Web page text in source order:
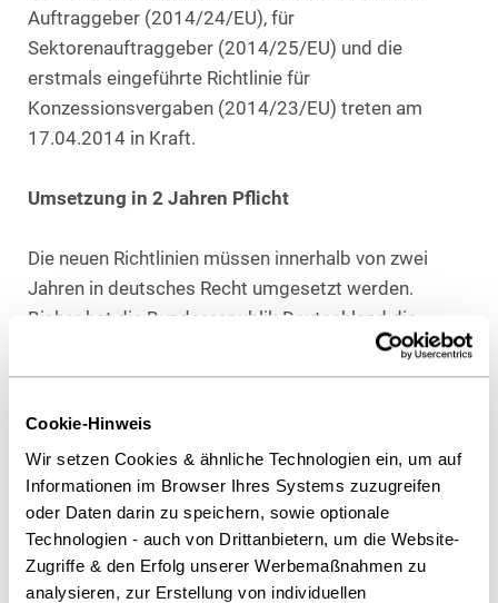
Cookie-Hinweis
Wir setzen Cookies & ähnliche Technologien ein, um auf
Informationen im Browser Ihres Systems zuzugreifen
oder Daten darin zu speichern, sowie optionale
Technologien - auch von Drittanbietern, um die Website-
Zugriffe & den Erfolg unserer Werbemaßnahmen zu
analysieren, zur Erstellung von individuellen
Auftraggeber (2014/24/EU), für
Sektorenauftraggeber (2014/25/EU) und die
erstmals eingeführte Richtlinie für
Konzessionsvergaben (2014/23/EU) treten am
17.04.2014 in Kraft.
Umsetzung in 2 Jahren Pflicht
Die neuen Richtlinien müssen innerhalb von zwei
Jahren in deutsches Recht umgesetzt werden.
Bisher hat die Bundesrepublik Deutschland die
Vergaberechts allerdings noch nie eingehalten.
unmittelbar.
Download Volltext